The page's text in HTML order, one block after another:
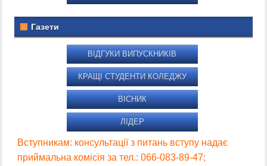
Газети
ВІДГУКИ ВИПУСКНИКІВ
КРАЩІ СТУДЕНТИ КОЛЕДЖУ
ВІСНИК
ЛІДЕР
Вступникам: консультації з питань вступу надає
приймальна комісія за тел.: 066-083-89-47;